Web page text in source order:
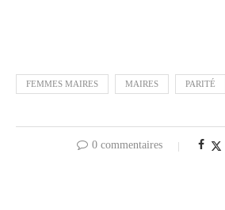
FEMMES MAIRES MAIRES PARITÉ
0 commentaires